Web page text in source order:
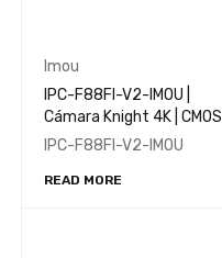
Imou
IPC-F88FI-V2-IMOU |
Cámara Knight 4K | CMOS
1/2.8'' 8MP | AI | IP66 |
IPC-F88FI-V2-IMOU
READ MORE